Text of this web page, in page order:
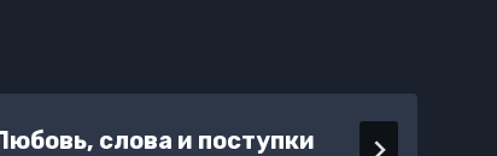
слова и поступки